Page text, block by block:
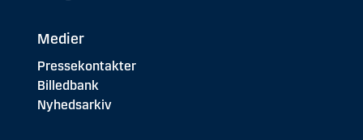
Medier
Pressekontakter
Billedbank
Nyhedsarkiv